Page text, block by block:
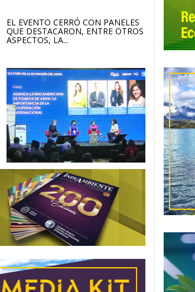
EL EVENTO CERRÓ CON PANELES
QUE DESTACARON, ENTRE OTROS
ASPECTOS, LA...